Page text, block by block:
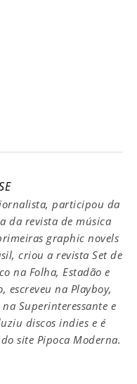
participou da
da revista de música
graphic novels
criou a revista Set de
na Folha, Estadão e
escreveu na Playboy,
Superinteressante e
discos indies e é
site Pipoca Moderna.